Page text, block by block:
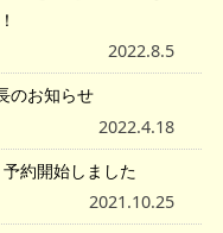
2022.8.5
のお知らせ
2022.4.18
約開始しました
2021.10.25